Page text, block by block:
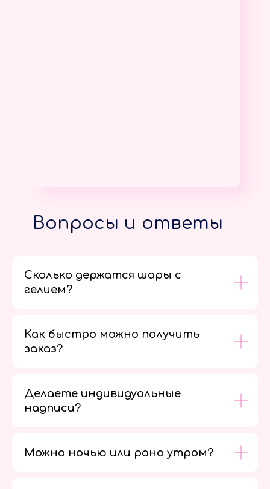
Вопросы и ответы
Сколько держатся шары с
гелием?
Как быстро можно получить
заказ?
Делаете индивидуальные
надписи?
Можно ночью или рано утром?